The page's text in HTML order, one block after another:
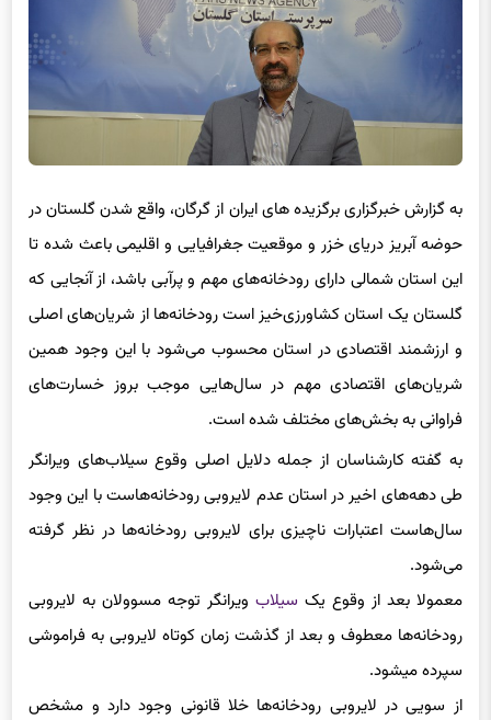
به گزارش خبرگزاری برگزیده های ایران از گرگان، واقع شدن گلستان در
حوضه آبریز دریای خزر و موقعیت جغرافیایی و اقلیمی باعث شده تا
این استان شمالی دارای رودخانه‌های مهم و پرآبی باشد، از آنجایی که
گلستان یک استان کشاورزی‌خیز است رودخانه‌ها از شریان‌های اصلی
و ارزشمند اقتصادی در استان محسوب می‌شود با این وجود همین
شریان‌های اقتصادی مهم در سال‌هایی موجب بروز خسارت‌های
فراوانی به بخش‌های مختلف شده است.
به گفته کارشناسان از جمله دلایل اصلی وقوع سیلاب‌های ویرانگر
طی دهه‌های اخیر در استان عدم لایروبی رودخانه‌هاست با این وجود
سال‌هاست اعتبارات ناچیزی برای لایروبی رودخانه‌ها در نظر گرفته
می‌شود.
معمولا بعد از وقوع یک سیلاب ویرانگر توجه مسوولان به لایروبی
رودخانه‌ها معطوف و بعد از گذشت زمان کوتاه لایروبی به فراموشی
سپرده میشود.
از سویی در لایروبی رودخانه‌ها خلا قانونی وجود دارد و مشخص